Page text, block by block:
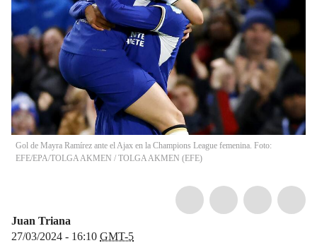
Gol de Mayra Ramírez ante el Ajax en la Champions League femenina. Foto:
EFE/EPA/TOLGA AKMEN / TOLGA AKMEN (EFE)
Juan Triana
27/03/2024 - 16:10 GMT-5